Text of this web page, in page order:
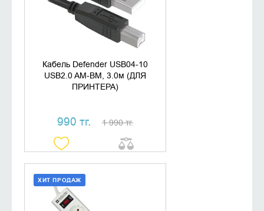
Кабель Defender USB04-10
USB2.0 AM-BM, 3.0м (ДЛЯ
ПРИНТЕРА)
990 тг. 1 990 тг.
КУПИТЬ В 1 КЛИК
ХИТ ПРОДАЖ
ДОБАВИТЬ В КОРЗИНУ